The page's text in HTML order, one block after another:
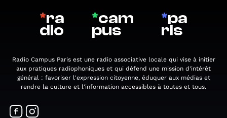
*ra
dio
*cam
pus
*pa
ris
Radio Campus Paris est une radio associative locale qui vise à initier
aux pratiques radiophoniques et qui défend une mission d'intérêt
général : favoriser l'expression citoyenne, éduquer aux médias et
rendre la culture et l'information accessibles à toutes et tous.